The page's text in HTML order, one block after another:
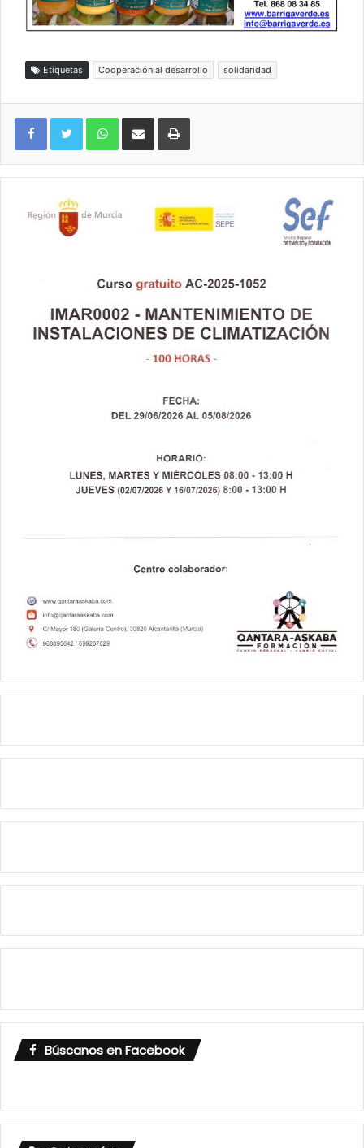
Etiquetas Cooperación al desarrollo solidaridad
WhatsAppCompartir por correo electrónicoImprimir
Búscanos en Facebook